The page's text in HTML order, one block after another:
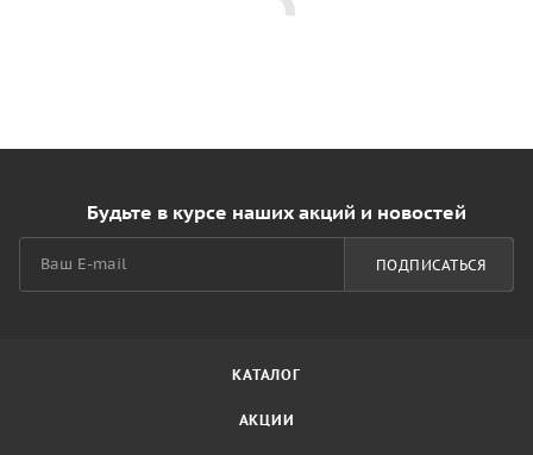
Будьте в курсе наших акций и новостей
ПОДПИСАТЬСЯ
КАТАЛОГ
АКЦИИ